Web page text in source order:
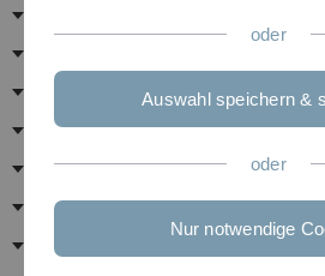
Voraussetzungen
Bearbeitungsdauer
Leistungsnachweise
Zertifizierung
Standards und Vorlagen
oder
Auswahl speichern &
oder
Nur notwendige